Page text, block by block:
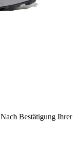
Nach Bestätigung Ihrer